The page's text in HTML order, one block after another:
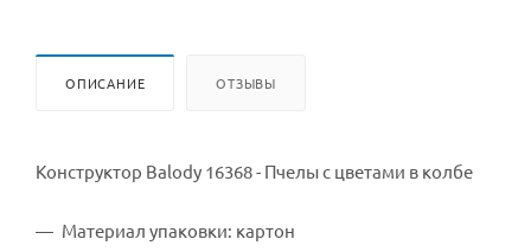
ОПИСАНИЕ ОТЗЫВЫ
Конструктор Balody 16368 - Пчелы с цветами в колбе
Материал упаковки: картон